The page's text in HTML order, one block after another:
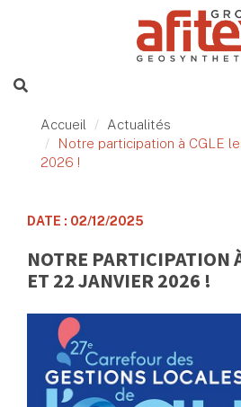
Accueil
Actualités
Notre participation à CGLE
2026 !
DATE : 02/12/2025
NOTRE PARTICIPATION
ET 22 JANVIER 2026 !